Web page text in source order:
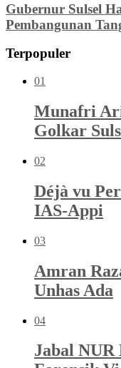
Gubernur Sulsel
Pembangunan
Terpopuler
01
Munafri
Golkar
02
Déjà vu
IAS-Appi
03
Amran
Unhas Ada
04
Jabal NUR